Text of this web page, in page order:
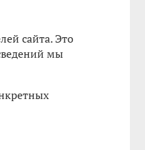
сайта. Это
мы